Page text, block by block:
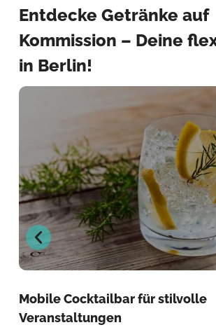
Entdecke Getränke auf
Kommission – Deine
in Berlin!
Mobile Cocktailbar für stilvolle
Veranstaltungen